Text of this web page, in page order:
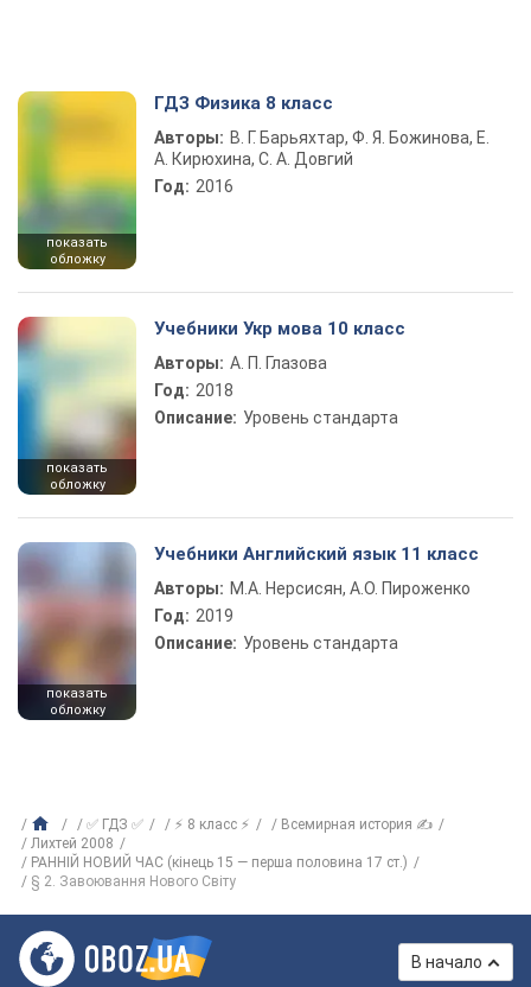
показать
обложку
ГДЗ Физика 8 класс
Авторы: В. Г. Барьяхтар, Ф. Я. Божинова, Е.
А. Кирюхина, С. А. Довгий
Год: 2016
показать
обложку
Учебники Укр мова 10 класс
Авторы: А. П. Глазова
Год: 2018
Описание: Уровень стандарта
показать
обложку
Учебники Английский язык 11 класс
Авторы: М.А. Нерсисян, А.О. Пироженко
Год: 2019
Описание: Уровень стандарта
✅ ГДЗ ✅ ⚡ 8 класс ⚡
Всемирная история ✍
Лихтей 2008
РАННІЙ НОВИЙ ЧАС (кінець 15 — перша половина 17 ст.)
§ 2. Завоювання Нового Світу
В начало